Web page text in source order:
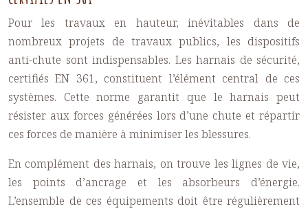
Pour les travaux en hauteur, inévitables dans de
nombreux projets de travaux publics, les dispositifs
anti-chute sont indispensables. Les harnais de sécurité,
certifiés EN 361, constituent l’élément central de ces
systèmes. Cette norme garantit que le harnais peut
résister aux forces générées lors d’une chute et répartir
ces forces de manière à minimiser les blessures.
En complément des harnais, on trouve les lignes de vie,
les points d’ancrage et les absorbeurs d’énergie.
L’ensemble de ces équipements doit être régulièrement